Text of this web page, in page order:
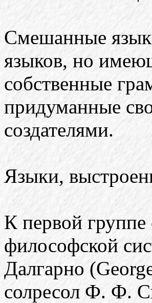
Смешанные
языков, но
собственные
придуманные
создателями.
Языки,
К первой группе
философской
Далгарно
солресол Ф. Ф.